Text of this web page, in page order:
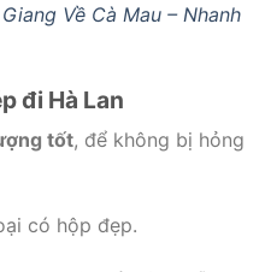
Về Cà Mau – Nhanh
đi Hà Lan
tốt, để không bị hỏng
có hộp đẹp.